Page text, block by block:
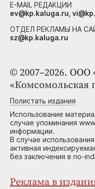
© 2007–2026. ООО
«Комсомольская
Полистать издания
Использование
случае упоминания
информации.
В случае
активная
без заключения в no-
Реклама в
E-MAIL РЕДАКЦИИ
ev@kp.kaluga.ru,
ОТДЕЛ РЕКЛАМЫ НА
sz@kp.kaluga.ru